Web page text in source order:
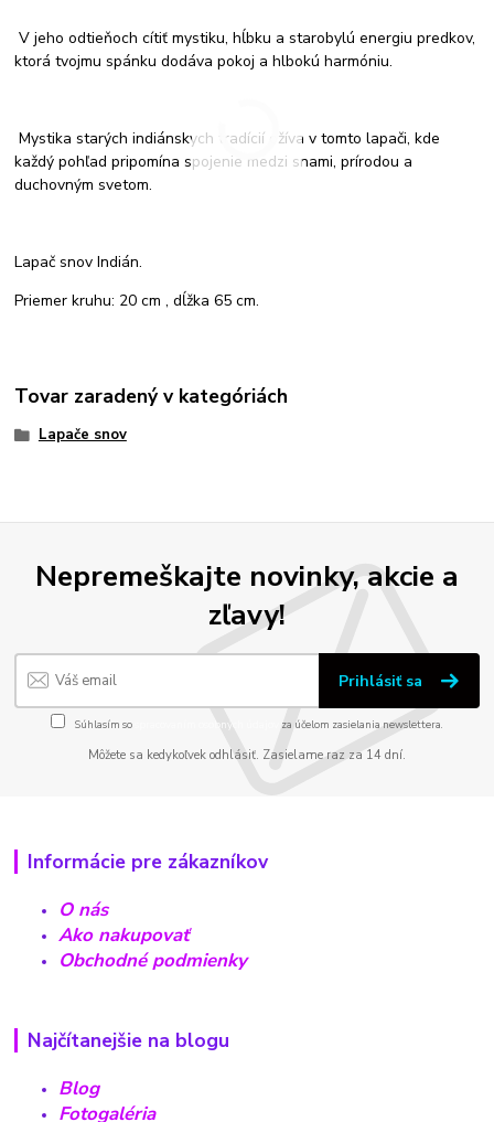
V jeho odtieňoch cítiť mystiku, hĺbku a starobylú energiu predkov,
ktorá tvojmu spánku dodáva pokoj a hlbokú harmóniu.
Mystika starých indiánskych tradícií ožíva v tomto lapači, kde
každý pohľad pripomína spojenie medzi snami, prírodou a
duchovným svetom.
Lapač snov Indián.
Priemer kruhu: 20 cm , dĺžka 65 cm.
Tovar zaradený v kategóriách
Lapače snov
Nepremeškajte novinky, akcie a
zľavy!
Prihlásiť sa
Súhlasím so spracovaním osobných údajov za účelom zasielania newslettera.
Môžete sa kedykoľvek odhlásiť. Zasielame raz za 14 dní.
Informácie pre zákazníkov
O nás
Ako nakupovať
Obchodné podmienky
Najčítanejšie na blogu
Blog
Fotogaléria